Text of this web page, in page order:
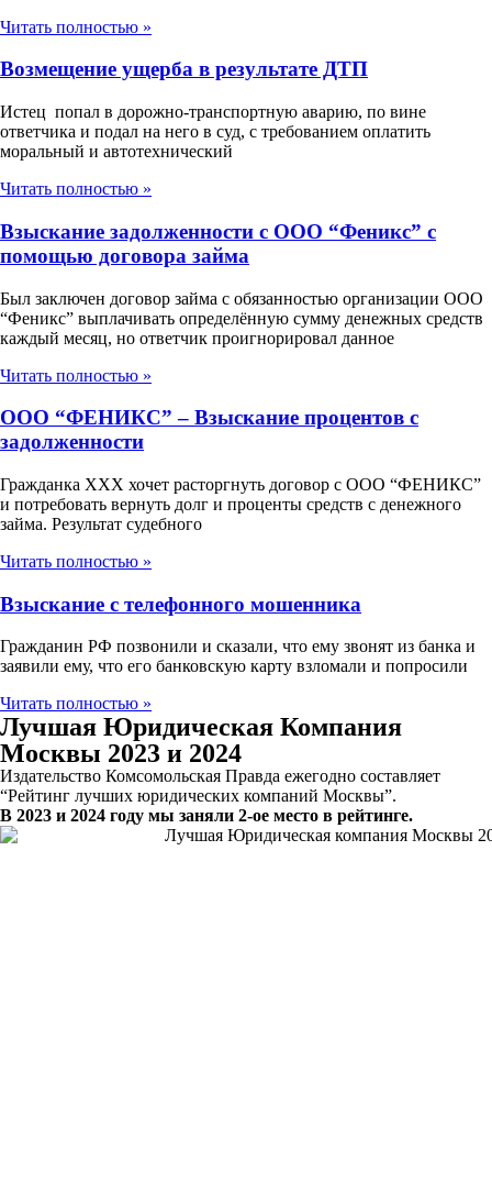
Читать полностью »
Возмещение ущерба в результате ДТП
Истец попал в дорожно-транспортную аварию, по вине
ответчика и подал на него в суд, с требованием оплатить
моральный и автотехнический
Читать полностью »
Взыскание задолженности с ООО “Феникс” с
помощью договора займа
Был заключен договор займа с обязанностью организации ООО
“Феникс” выплачивать определённую сумму денежных средств
каждый месяц, но ответчик проигнорировал данное
Читать полностью »
ООО “ФЕНИКС” – Взыскание процентов с
задолженности
Гражданка ХХХ хочет расторгнуть договор с ООО “ФЕНИКС”
и потребовать вернуть долг и проценты средств с денежного
займа. Результат судебного
Читать полностью »
Взыскание с телефонного мошенника
Гражданин РФ позвонили и сказали, что ему звонят из банка и
заявили ему, что его банковскую карту взломали и попросили
Читать полностью »
Лучшая Юридическая Компания
Москвы 2023 и 2024
Издательство Комсомольская Правда ежегодно составляет
“Рейтинг лучших юридических компаний Москвы”.
В 2023 и 2024 году мы заняли 2-ое место в рейтинге.